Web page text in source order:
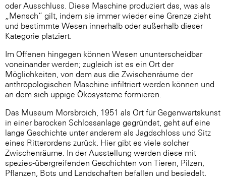
oder Ausschluss. Diese Maschine produziert das, was als
„Mensch“ gilt, indem sie immer wieder eine Grenze zieht
und bestimmte Wesen innerhalb oder außerhalb dieser
Kategorie platziert.
Im Offenen hingegen können Wesen ununterscheidbar
voneinander werden; zugleich ist es ein Ort der
Möglichkeiten, von dem aus die Zwischenräume der
anthropologischen Maschine infiltriert werden können und
an dem sich üppige Ökosysteme formieren.
Das Museum Morsbroich, 1951 als Ort für Gegenwartskunst
in einer barocken Schlossanlage gegründet, geht auf eine
lange Geschichte unter anderem als Jagdschloss und Sitz
eines Ritterordens zurück. Hier gibt es viele solcher
Zwischenräume. In der Ausstellung werden diese mit
spezies-übergreifenden Geschichten von Tieren, Pilzen,
Pflanzen, Bots und Landschaften befallen und besiedelt.